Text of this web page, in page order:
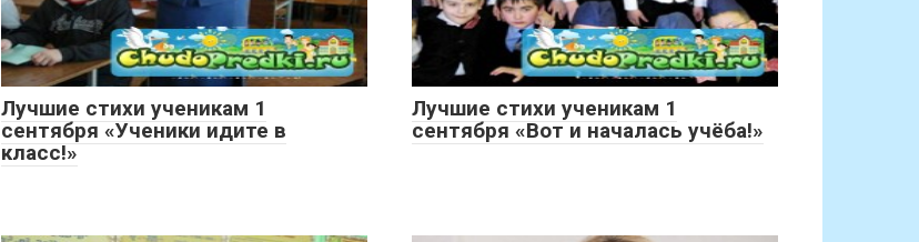
Лучшие стихи ученикам 1
сентября «Ученики идите в
класс!»
Лучшие стихи ученикам 1
сентября «Вот и началась учёба!»